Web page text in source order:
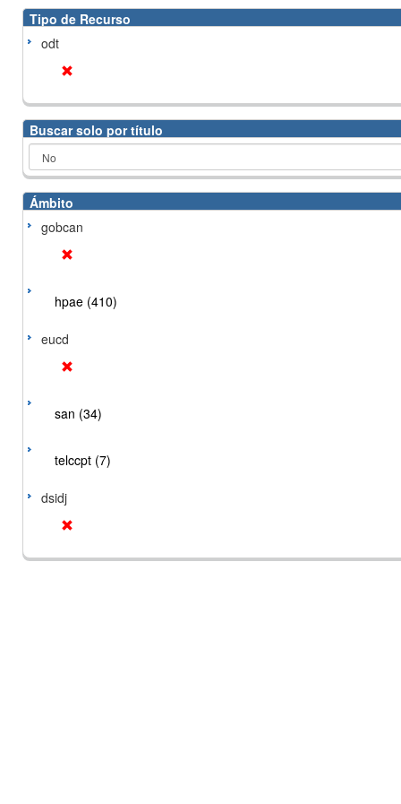
Tipo de Recurso
odt
Buscar solo por título
Ámbito
gobcan
hpae (410)
eucd
san (34)
telccpt (7)
dsidj